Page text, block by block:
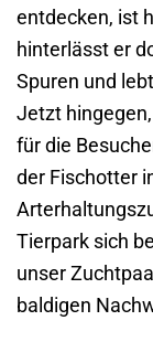
entdecken, ist
hinterlässt er
Spuren und
Jetzt
für die
der Fischotter
Tierpark sich
unser
baldigen